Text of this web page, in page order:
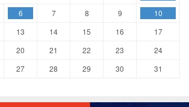
6 7 8 9
10
13 14 15 16
17
20 21 22 23
24
27 28 29 30
31